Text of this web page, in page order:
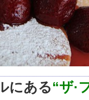
にある“ザ·